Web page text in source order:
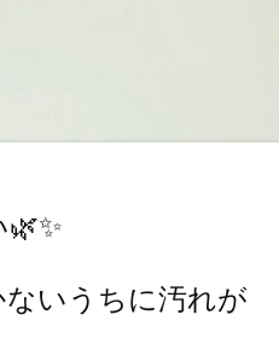
いうちに汚れが